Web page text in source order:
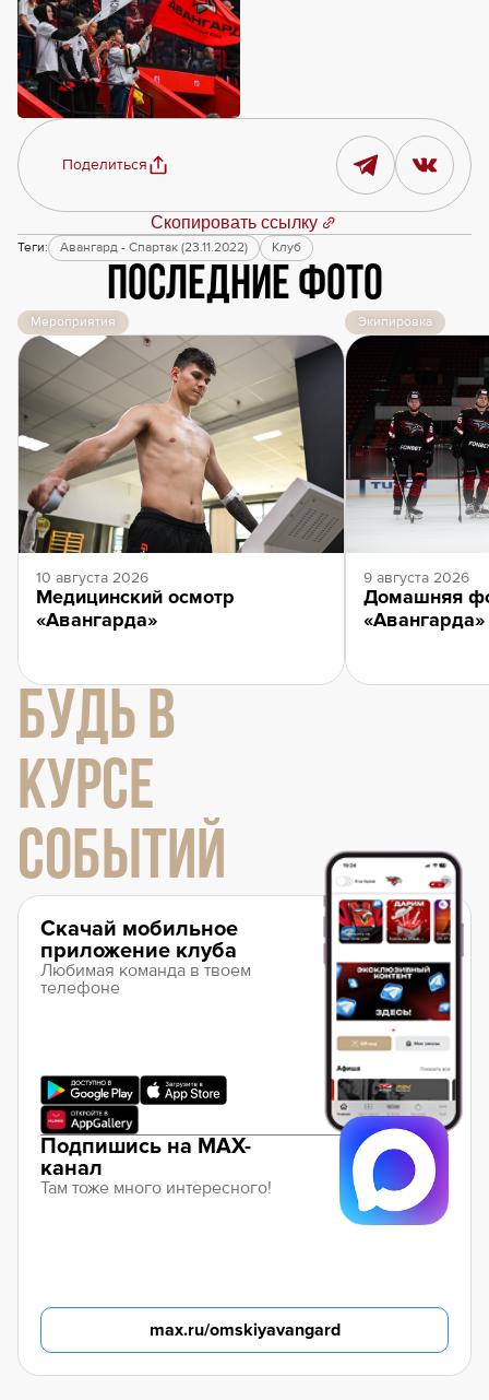
Поделиться
Скопировать ссылку
Теги: Авангард - Спартак (23.11.2022) Клуб
Последние фото
Мероприятия
10 августа 2026
Медицинский осмотр
«Авангарда»
Экипировка
9 августа 2026
Домашняя
БУДЬ В
КУРСЕ
СОБЫТИЙ
Скачай мобильное
приложение клуба
Любимая команда в твоем
телефоне
Подпишись на MAX-
канал
Там тоже много интересного!
max.ru/omskiyavangard